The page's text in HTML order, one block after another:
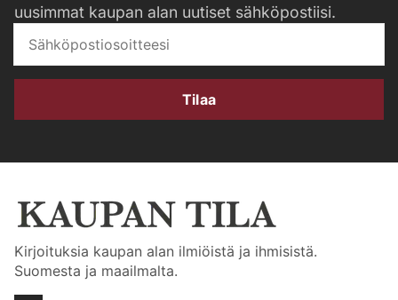
uusimmat kaupan alan uutiset sähköpostiisi.
Tilaa
Kirjoituksia kaupan alan ilmiöistä ja ihmisistä.
Suomesta ja maailmalta.